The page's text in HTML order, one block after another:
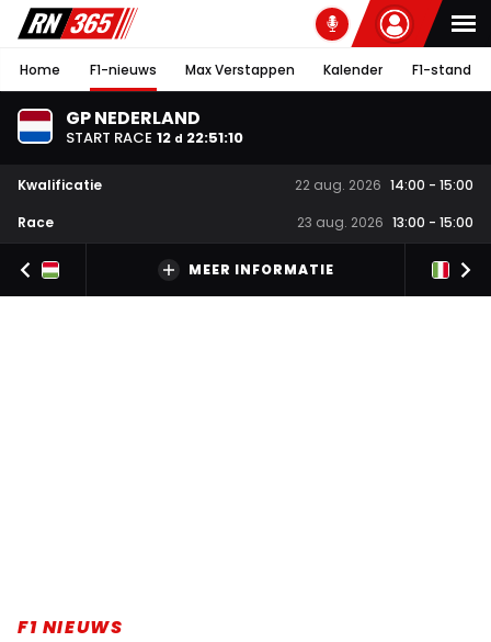
Home F1-nieuws Max Verstappen Kalender F1-stand
GP NEDERLAND
START RACE 12 d 22:51:09
Kwalificatie 22 aug. 2026 14:00 - 15:00
Race
23 aug. 2026 13:00 - 15:00
MEER INFORMATIE
F1 NIEUWS